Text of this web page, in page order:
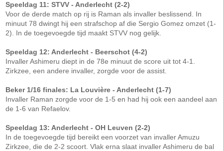
Speeldag 11: STVV - Anderlecht (2-2)
Voor de derde match op rij is Raman als invaller beslissend. In
minuut 78 dwingt hij een strafschop af die Sergio Gomez omzet (1-
2). In de toegevoegde tijd maakt STVV nog gelijk.
Speeldag 12: Anderlecht - Beerschot (4-2)
Invaller Ashimeru diept in de 78e minuut de score uit tot 4-1.
Zirkzee, een andere invaller, zorgde voor de assist.
Beker 1/16 finales: La Louvière - Anderlecht (1-7)
Invaller Raman zorgde voor de 1-5 en had hij ook een aandeel aan
de 1-6 van Refaelov.
Speeldag 13: Anderlecht - OH Leuven (2-2)
In de toegevoegde tijd bereikt een voorzet van invaller Amuzu
Zirkzee, die de 2-2 scoort. Vlak erna slaat invaller Ashimeru de bal